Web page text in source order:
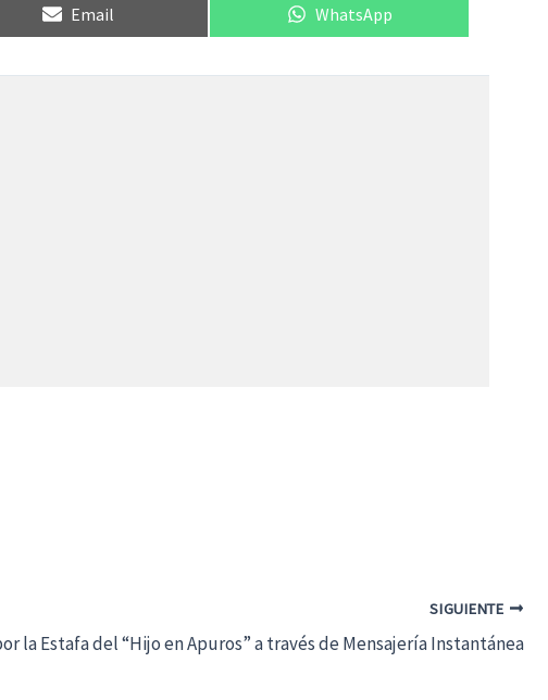
Compartir
Email
Compartir
WhatsApp
SIGUIENTE
la Estafa del “Hijo en Apuros” a través de Mensajería Instantánea